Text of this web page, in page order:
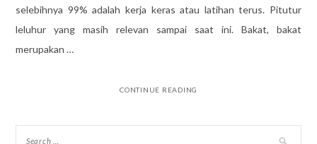
selebihnya 99% adalah kerja keras atau latihan terus. Pitutur
leluhur yang masih relevan sampai saat ini. Bakat, bakat
merupakan …
CONTINUE READING